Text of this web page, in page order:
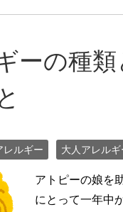
ーの種
レルギー 大人アレルギ
アトピーの娘を
にとって一年中